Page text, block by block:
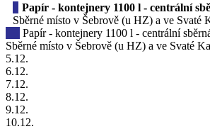
Papír - kontejnery 1100 l - centrální
Sběrné místo v Šebrově (u HZ) a ve Svaté
Papír - kontejnery 1100 l - centrální
Sběrné místo v Šebrově (u HZ) a ve Svaté
5.12.
6.12.
7.12.
8.12.
9.12.
10.12.